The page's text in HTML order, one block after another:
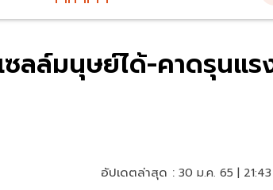
ซลล์มนุษย์ได้-คาดรุนแร
อัปเดตล่าสุด : 30 ม.ค. 65 |